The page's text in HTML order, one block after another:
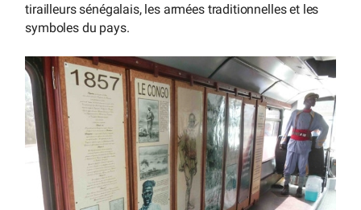
tirailleurs sénégalais, les armées traditionnelles et les
symboles du pays.